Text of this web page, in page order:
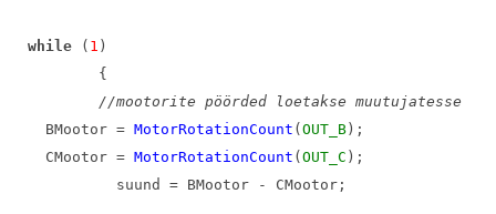
while ( 1 )
{
//mootorite pöörded loetakse muutujatesse
BMootor = MotorRotationCount ( OUT_B );
CMootor = MotorRotationCount ( OUT_C );
suund = BMootor - CMootor;